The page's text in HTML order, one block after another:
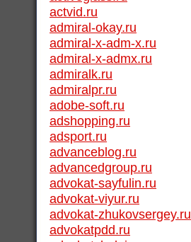
actvid.ru
admiral-okay.ru
admiral-x-adm-x.ru
admiral-x-admx.ru
admiralk.ru
admiralpr.ru
adobe-soft.ru
adshopping.ru
adsport.ru
advanceblog.ru
advancedgroup.ru
advokat-sayfulin.ru
advokat-viyur.ru
advokat-zhukovsergey.ru
advokatpdd.ru